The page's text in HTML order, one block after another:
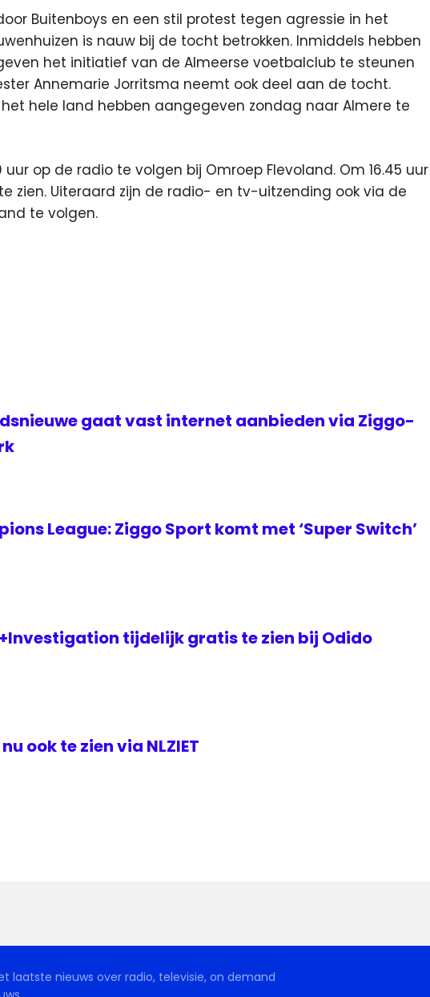
Buitenboys en een stil protest tegen agressie in het
is nauw bij de tocht betrokken. Inmiddels hebben
het initiatief van de Almeerse voetbalclub te steunen
Annemarie Jorritsma neemt ook deel aan de tocht.
hele land hebben aangegeven zondag naar Almere te
op de radio te volgen bij Omroep Flevoland. Om 16.45 uur
zien. Uiteraard zijn de radio- en tv-uitzending ook via de
te volgen.
gaat vast internet aanbieden via Ziggo-
League: Ziggo Sport komt met ‘Super Switch’
tijdelijk gratis te zien bij Odido
ook te zien via NLZIET
laatste nieuws over radio, televisie, on demand